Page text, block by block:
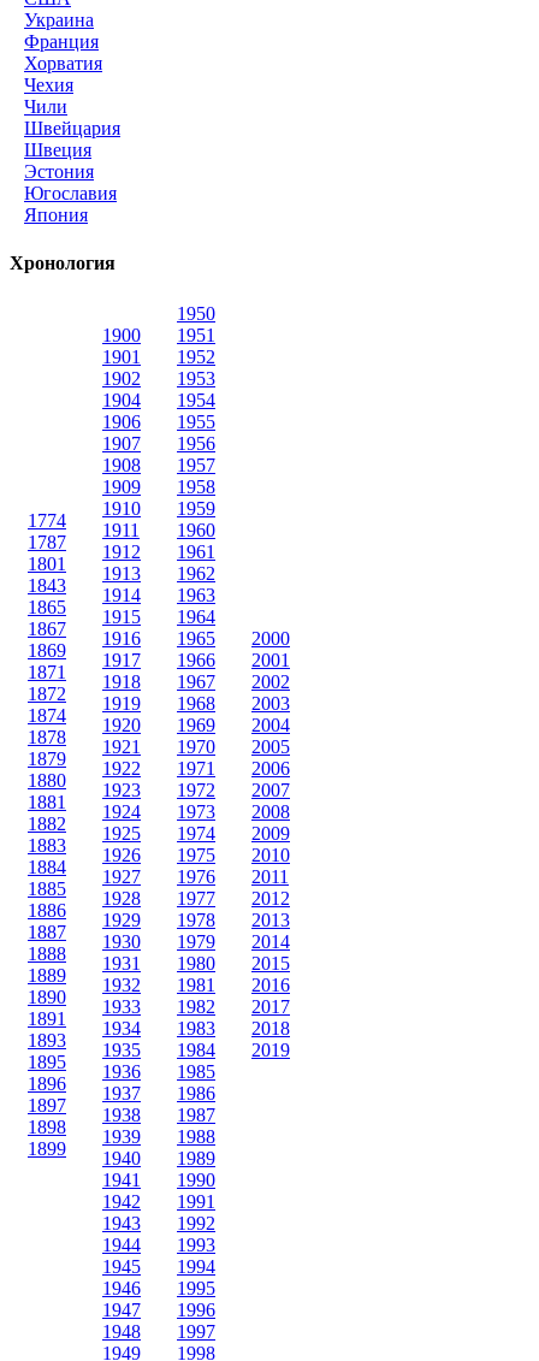
Украина
Франция
Хорватия
Чехия
Чили
Швейцария
Швеция
Эстония
Югославия
Япония
Хронология
1774
1787
1801
1843
1865
1867
1869
1871
1872
1874
1878
1879
1880
1881
1882
1883
1884
1885
1886
1887
1888
1889
1890
1891
1893
1895
1896
1897
1898
1899
1900
1901
1902
1904
1906
1907
1908
1909
1910
1911
1912
1913
1914
1915
1916
1917
1918
1919
1920
1921
1922
1923
1924
1925
1926
1927
1928
1929
1930
1931
1932
1933
1934
1935
1936
1937
1938
1939
1940
1941
1942
1943
1944
1945
1946
1947
1948
1949
1950
1951
1952
1953
1954
1955
1956
1957
1958
1959
1960
1961
1962
1963
1964
1965
1966
1967
1968
1969
1970
1971
1972
1973
1974
1975
1976
1977
1978
1979
1980
1981
1982
1983
1984
1985
1986
1987
1988
1989
1990
1991
1992
1993
1994
1995
1996
1997
1998
2000
2001
2002
2003
2004
2005
2006
2007
2008
2009
2010
2011
2012
2013
2014
2015
2016
2017
2018
2019